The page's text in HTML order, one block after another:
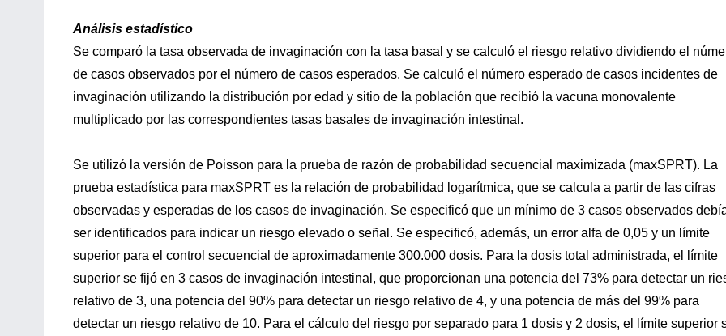
Análisis estadístico
Se comparó la tasa observada de invaginación con la tasa basal y se calculó el riesgo relativo dividiendo el
de casos observados por el número de casos esperados. Se calculó el número esperado de casos incidentes de
invaginación utilizando la distribución por edad y sitio de la población que recibió la vacuna monovalente
multiplicado por las correspondientes tasas basales de invaginación intestinal.
Se utilizó la versión de Poisson para la prueba de razón de probabilidad secuencial maximizada (maxSPRT). La
prueba estadística para maxSPRT es la relación de probabilidad logarítmica, que se calcula a partir de las cifras
observadas y esperadas de los casos de invaginación. Se especificó que un mínimo de 3 casos observados
ser identificados para indicar un riesgo elevado o señal. Se especificó, además, un error alfa de 0,05 y un límite
superior para el control secuencial de aproximadamente 300.000 dosis. Para la dosis total administrada, el límite
superior se fijó en 3 casos de invaginación intestinal, que proporcionan una potencia del 73% para detectar un
relativo de 3, una potencia del 90% para detectar un riesgo relativo de 4, y una potencia de más del 99% para
detectar un riesgo relativo de 10. Para el cálculo del riesgo por separado para 1 dosis y 2 dosis, el límite superior